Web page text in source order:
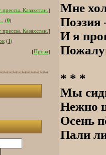
Казахстан.]
(0)
Казахстан.]
(1)
[Проза]
Мне
Поэзия
И я
* * *
Мы
Нежно
Осень
Пали